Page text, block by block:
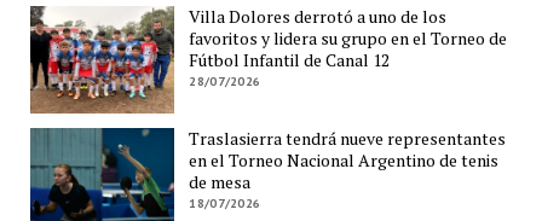
Villa Dolores derrotó a uno de los
favoritos y lidera su grupo en el Torneo de
Fútbol Infantil de Canal 12
28/07/2026
Traslasierra tendrá nueve representantes
en el Torneo Nacional Argentino de tenis
de mesa
18/07/2026